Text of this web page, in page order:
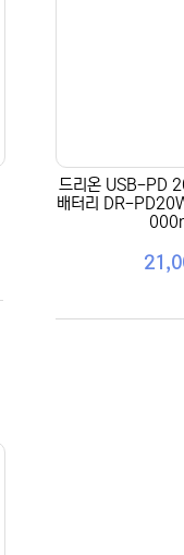
드리온 USB-PD
배터리 DR-